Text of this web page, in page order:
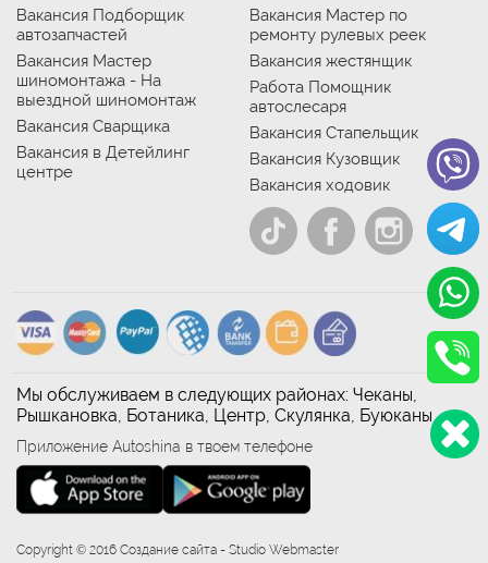
Вакансия Подборщик
автозапчастей
Вакансия Мастер
шиномонтажа - На
выездной шиномонтаж
Вакансия Сварщика
Вакансия в Детейлинг
центре
Вакансия Мастер по
ремонту рулевых реек
Вакансия жестянщик
Работа Помощник
автослесаря
Вакансия Стапельщик
Вакансия Кузовщик
Вакансия ходовик
Мы обслуживаем в следующих районах: Чеканы,
Рышкановка, Ботаника, Центр, Скулянка, Буюканы
Приложение Autoshina в твоем телефоне
Copyright © 2016 Создание сайта - Studio Webmaster